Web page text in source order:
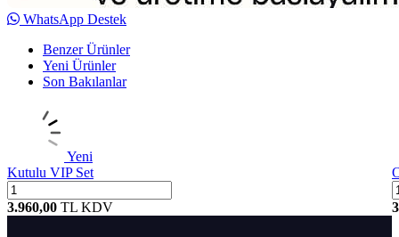
WhatsApp Destek
Benzer Ürünler
Yeni Ürünler
Son Bakılanlar
Yeni
Kutulu VIP Set
3.960,00 TL KDV